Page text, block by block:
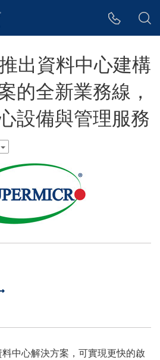
出資料中心建構
的全新業務線，
設備與管理服務
中心解決方案，可實現更快的啟